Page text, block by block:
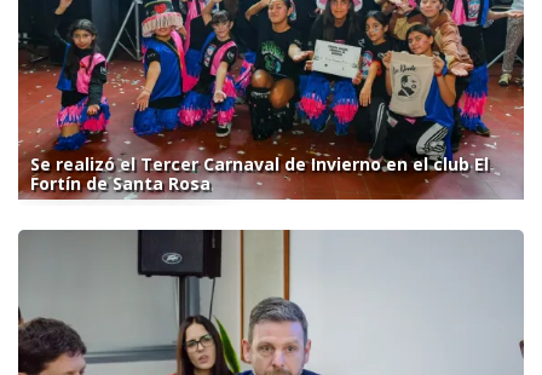
Se realizó el Tercer Carnaval de Invierno en el club El
Fortín de Santa Rosa